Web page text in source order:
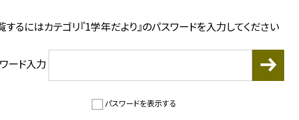
するにはカテゴリ『1学年だより』のパスワードを入力してください
ード入力
パスワードを表示する